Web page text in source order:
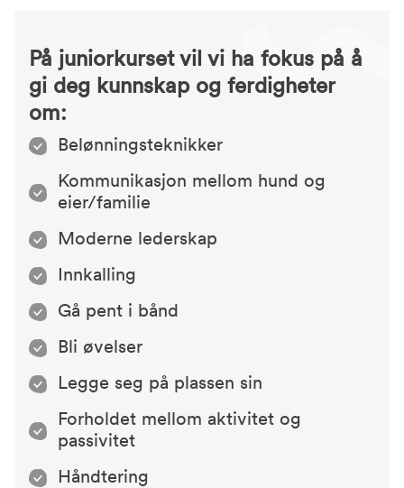
På juniorkurset vil vi ha fokus på å
gi deg kunnskap og ferdigheter
om:
Belønningsteknikker
Kommunikasjon mellom hund og
eier/familie
Moderne lederskap
Innkalling
Gå pent i bånd
Bli øvelser
Legge seg på plassen sin
Forholdet mellom aktivitet og
passivitet
Håndtering